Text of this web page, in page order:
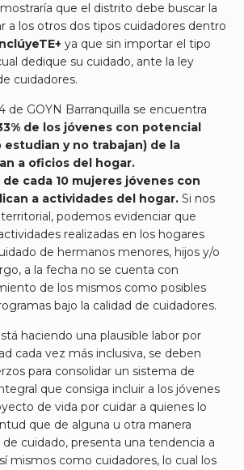
que el distrito debe buscar la
a los otros dos tipos cuidadores dentro
ya que sin importar el tipo
dedique su cuidado, ante la ley
cuidadores.
de GOYN Barranquilla se encuentra
de los jóvenes con potencial
estudian y no trabajan) de la
a oficios del hogar.
de cada 10 mujeres jóvenes con
a actividades del hogar. Si nos
podemos evidenciar que
realizadas en los hogares
de hermanos menores, hijos y/o
a la fecha no se cuenta con
de los mismos como posibles
bajo la calidad de cuidadores.
haciendo una plausible labor por
cada vez más inclusiva, se deben
para consolidar un sistema de
que consiga incluir a los jóvenes
de vida por cuidar a quienes lo
que de alguna u otra manera
de cuidado, presenta una tendencia a
mismos como cuidadores, lo cual los